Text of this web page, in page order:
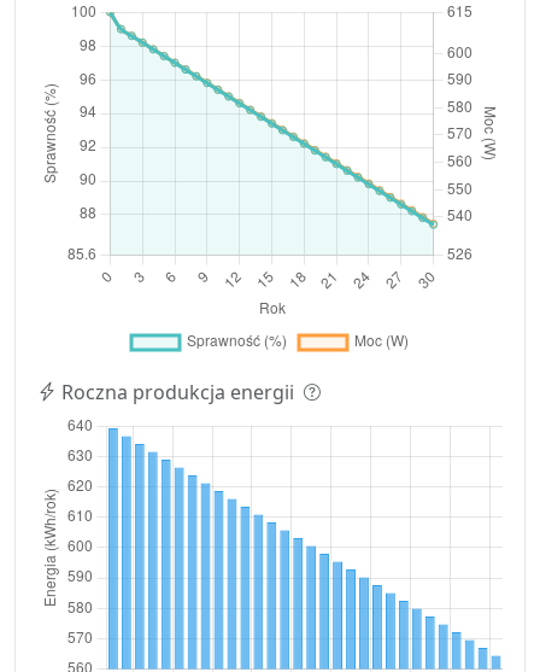
Roczna produkcja energii